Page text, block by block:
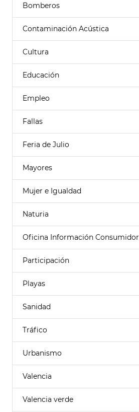
Bomberos
Contaminación Acústica
Cultura
Educación
Empleo
Fallas
Feria de Julio
Mayores
Mujer e Igualdad
Naturia
Oficina Información Consumidor
Participación
Playas
Sanidad
Tráfico
Urbanismo
Valencia
Valencia verde